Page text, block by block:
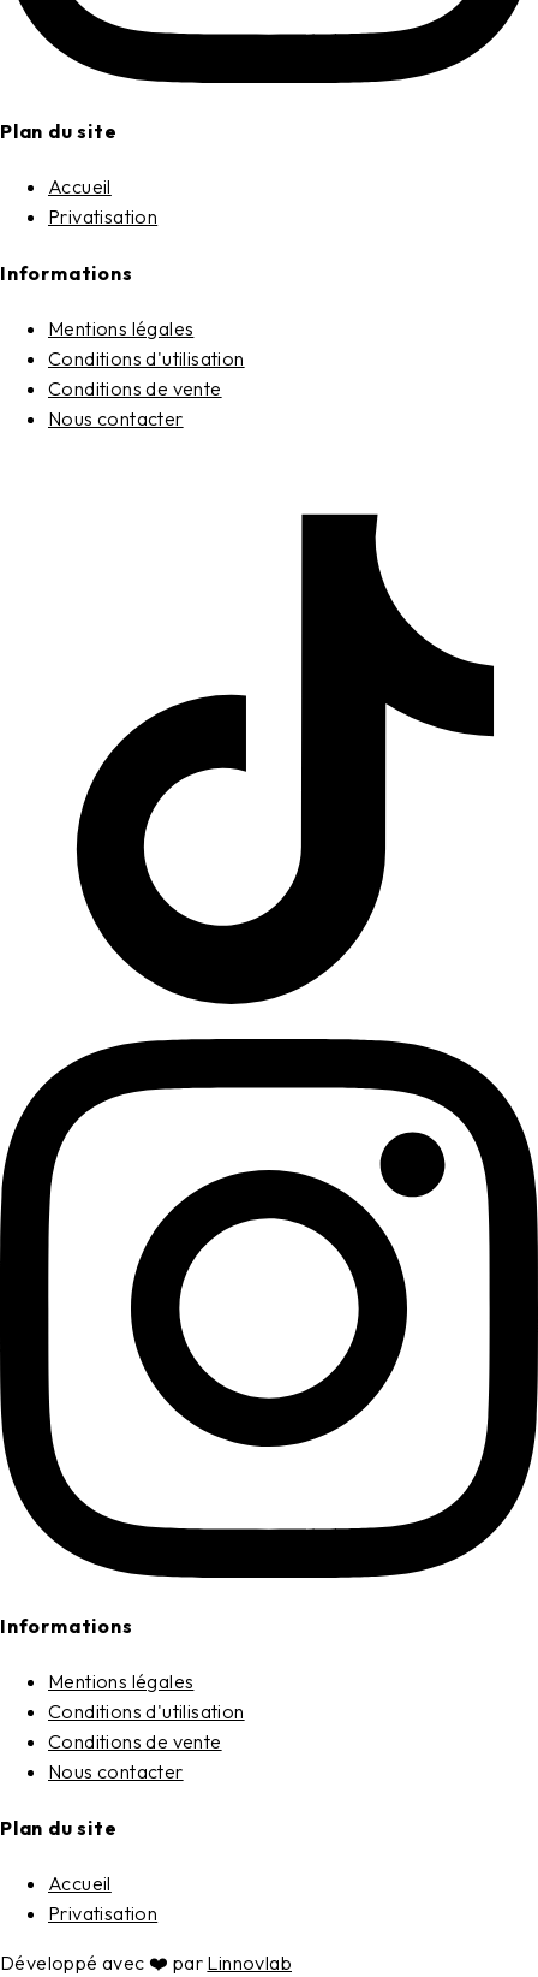
Plan du site
Accueil
Privatisation
Informations
Mentions légales
Conditions d'utilisation
Conditions de vente
Nous contacter
Informations
Mentions légales
Conditions d'utilisation
Conditions de vente
Nous contacter
Plan du site
Accueil
Privatisation
Développé avec ❤️ par Linnovlab